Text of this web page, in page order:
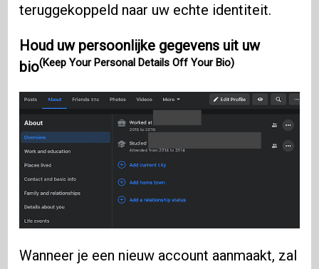
teruggekoppeld naar uw echte identiteit.
Houd uw persoonlijke gegevens uit uw
bio(Keep Your Personal Details Off Your Bio)
Wanneer je een nieuw account aanmaakt, zal